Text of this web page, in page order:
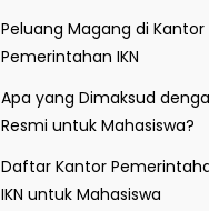
Peluang Magang di Kantor
Pemerintahan IKN
Apa yang Dimaksud
Resmi untuk Mahasiswa?
Daftar Kantor
IKN untuk Mahasiswa